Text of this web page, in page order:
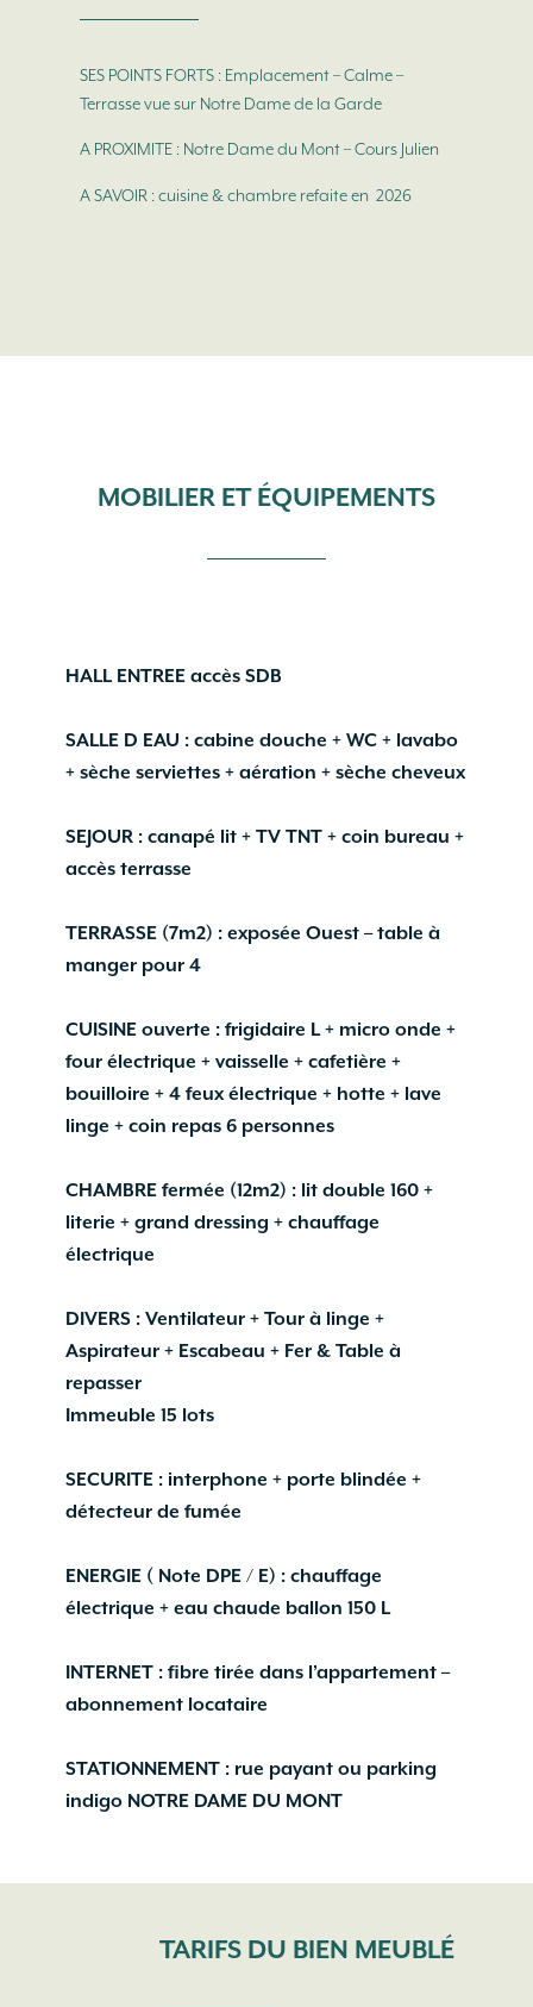
SES POINTS FORTS : Emplacement – Calme –
Terrasse vue sur Notre Dame de la Garde
A PROXIMITE : Notre Dame du Mont – Cours Julien
A SAVOIR : cuisine & chambre refaite en 2026
MOBILIER ET ÉQUIPEMENTS
HALL ENTREE accès SDB
SALLE D EAU : cabine douche + WC + lavabo
+ sèche serviettes + aération + sèche cheveux
SEJOUR : canapé lit + TV TNT + coin bureau +
accès terrasse
TERRASSE (7m2) : exposée Ouest – table à
manger pour 4
CUISINE ouverte : frigidaire L + micro onde +
four électrique + vaisselle + cafetière +
bouilloire + 4 feux électrique + hotte + lave
linge + coin repas 6 personnes
CHAMBRE fermée (12m2) : lit double 160 +
literie + grand dressing + chauffage
électrique
DIVERS : Ventilateur + Tour à linge +
Aspirateur + Escabeau + Fer & Table à
repasser
Immeuble 15 lots
SECURITE : interphone + porte blindée +
détecteur de fumée
ENERGIE ( Note DPE / E) : chauffage
électrique + eau chaude ballon 150 L
INTERNET : fibre tirée dans l’appartement –
abonnement locataire
STATIONNEMENT : rue payant ou parking
indigo NOTRE DAME DU MONT
TARIFS DU BIEN MEUBLÉ